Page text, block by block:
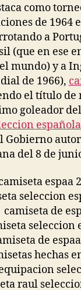
como
de 1964
a
(que en ese
mundo) y a
de 1966),
el título de
goleador
española
Gobierno
del 8 de